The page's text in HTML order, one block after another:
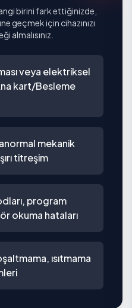
birini fark ettiğinizde,
geçmek için cihazınızı
almalısınız.
veya elektriksel
kart/Besleme
mekanik
titreşim
program
okuma hataları
ısıtmama